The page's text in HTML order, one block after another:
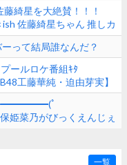
綺星を大絶賛！！！
佐藤綺星ちゃん 推しカ
って結局誰なんだ？
ールロケ番組ｷﾀ
華純・迫由芽実】
ｷﾀ━━━━━(ﾟ
菜乃がびっくえんじぇ
一覧